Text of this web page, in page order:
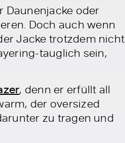
Daunenjacke oder
Doch auch wenn
Jacke trotzdem nicht
tauglich sein,
, denn er erfüllt all
der oversized
zu tragen und